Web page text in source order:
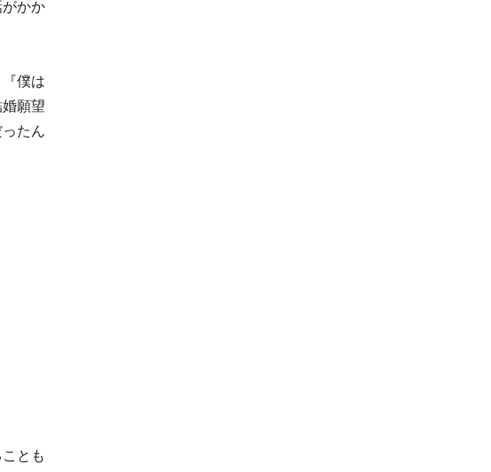
かか
僕は
願望
たん
とも